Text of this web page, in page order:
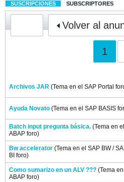
SUSCRIPCIONES SUBSCRIPTORES
Volver al
1
Archivos JAR (Tema en el SAP Portal
Ayuda Novato (Tema en el SAP BASIS
Batch input pregunta básica. (Tema en el
ABAP foro)
Bw accelerator (Tema en el SAP BW /
BI foro)
Como sumarizo en un ALV ??? (Tema en
ABAP foro)